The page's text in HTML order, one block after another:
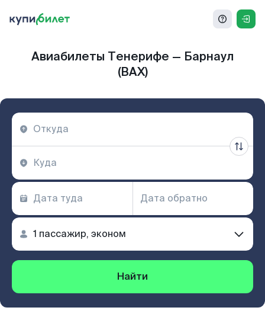
Авиабилеты Тенерифе — Барнаул
(BAX)
Найти